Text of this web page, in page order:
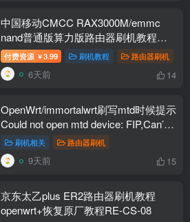
中国移动CMCC RAX3000M/emmc
nand普通版算力版路由器刷机教程
openwrt+恢复原厂
付费资源 ￥3.99 刷机教程 路由器刷机
6天前 14
OpenWrt/immortalwrt刷写mtd时候提示
Could not open mtd device: FIP,Can’t
open device for writing!解决办法
刷机相关 路由器刷机
9天前 15
京东太乙plus ER2路由器刷机教程
openwrt+恢复原厂教程RE-CS-08